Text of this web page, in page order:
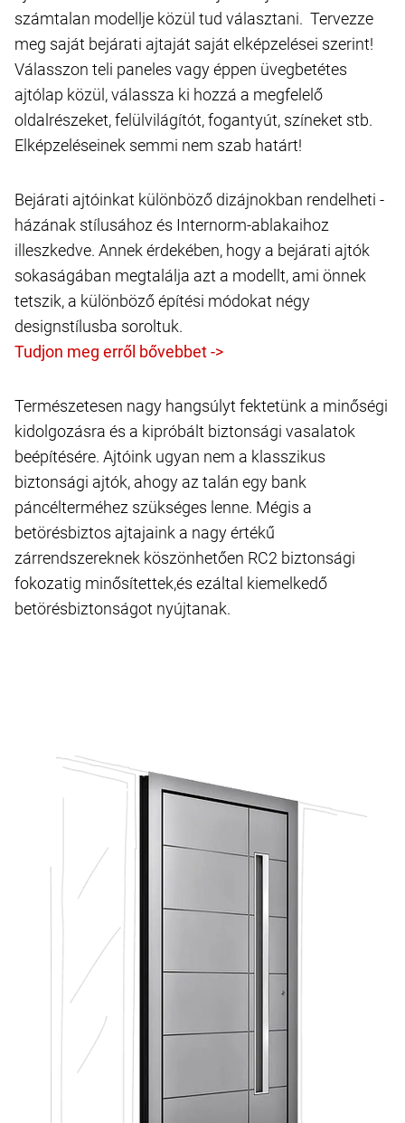
számtalan modellje közül tud választani. Tervezze
meg saját bejárati ajtaját saját elképzelései szerint!
Válasszon teli paneles vagy éppen üvegbetétes
ajtólap közül, válassza ki hozzá a megfelelő
oldalrészeket, felülvilágítót, fogantyút, színeket stb.
Elképzeléseinek semmi nem szab határt!
Bejárati ajtóinkat különböző dizájnokban rendelheti -
házának stílusához és Internorm-ablakaihoz
illeszkedve. Annek érdekében, hogy a bejárati ajtók
sokaságában megtalálja azt a modellt, ami önnek
tetszik, a különböző építési módokat négy
designstílusba soroltuk.
Természetesen nagy hangsúlyt fektetünk a minőségi
kidolgozásra és a kipróbált biztonsági vasalatok
beépítésére. Ajtóink ugyan nem a klasszikus
biztonsági ajtók, ahogy az talán egy bank
páncélterméhez szükséges lenne. Mégis a
betörésbiztos ajtajaink a nagy értékű
zárrendszereknek köszönhetően RC2 biztonsági
fokozatig minősítettek,és ezáltal kiemelkedő
betörésbiztonságot nyújtanak.